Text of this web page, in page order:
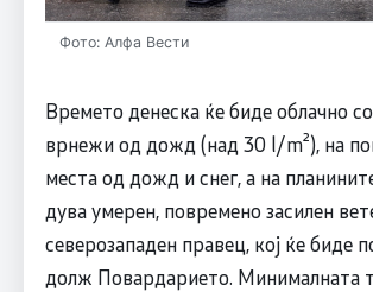
Фото: Алфа Вести
Времето денеска ќе биде облачно
врнежи од дожд (над 30 l/m²), на
места од дожд и снег, а на
дува умерен, повремено засилен
северозападен правец, кој ќе биде
долж Повардарието. Минималната